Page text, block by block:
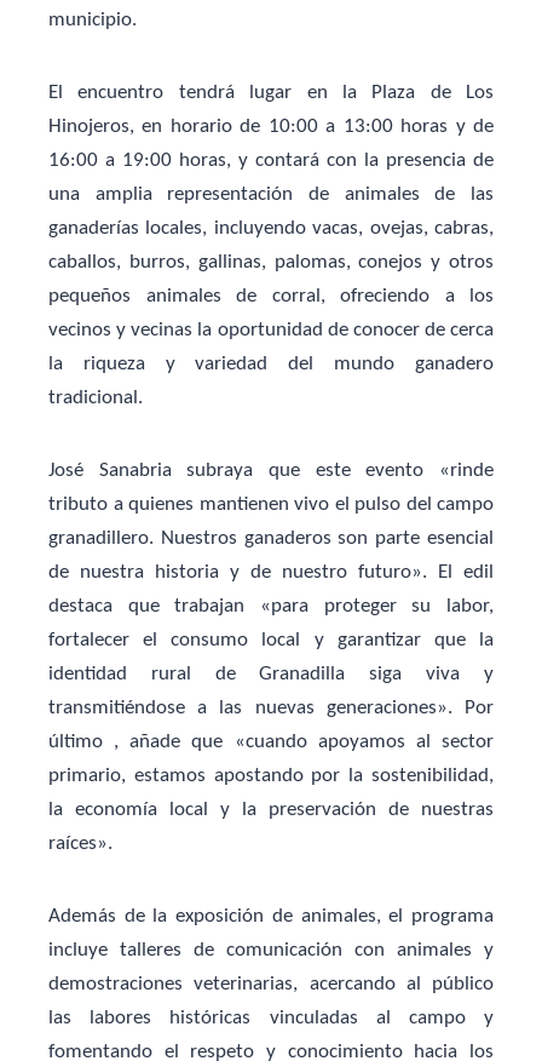
municipio.
El encuentro tendrá lugar en la Plaza de Los
Hinojeros, en horario de 10:00 a 13:00 horas y de
16:00 a 19:00 horas, y contará con la presencia de
una amplia representación de animales de las
ganaderías locales, incluyendo vacas, ovejas, cabras,
caballos, burros, gallinas, palomas, conejos y otros
pequeños animales de corral, ofreciendo a los
vecinos y vecinas la oportunidad de conocer de cerca
la riqueza y variedad del mundo ganadero
tradicional.
José Sanabria subraya que este evento «rinde
tributo a quienes mantienen vivo el pulso del campo
granadillero. Nuestros ganaderos son parte esencial
de nuestra historia y de nuestro futuro». El edil
destaca que trabajan «para proteger su labor,
fortalecer el consumo local y garantizar que la
identidad rural de Granadilla siga viva y
transmitiéndose a las nuevas generaciones». Por
último , añade que «cuando apoyamos al sector
primario, estamos apostando por la sostenibilidad,
la economía local y la preservación de nuestras
raíces».
Además de la exposición de animales, el programa
incluye talleres de comunicación con animales y
demostraciones veterinarias, acercando al público
las labores históricas vinculadas al campo y
fomentando el respeto y conocimiento hacia los